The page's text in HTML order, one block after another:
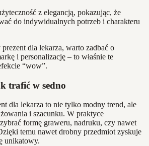
z elegancją, pokazując, że
do indywidualnych potrzeb i charakteru
dla lekarza, warto zadbać o
i personalizację – to właśnie te
“wow”.
trafić w sedno
dla lekarza to nie tylko modny trend, ale
i szacunku. W praktyce
formę graweru, nadruku, czy nawet
temu nawet drobny przedmiot zyskuje
unikatowy.